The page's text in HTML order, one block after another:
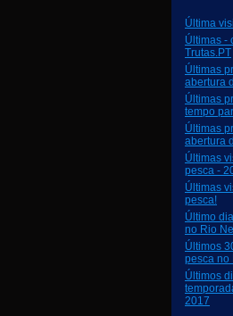
Última
Últimas -
Trutas.PT
Últimas
abertura
Últimas
tempo
Últimas
abertura
Últimas
pesca -
Últimas
pesca!
Último
no Rio
Últimos
pesca no
Últimos
2017